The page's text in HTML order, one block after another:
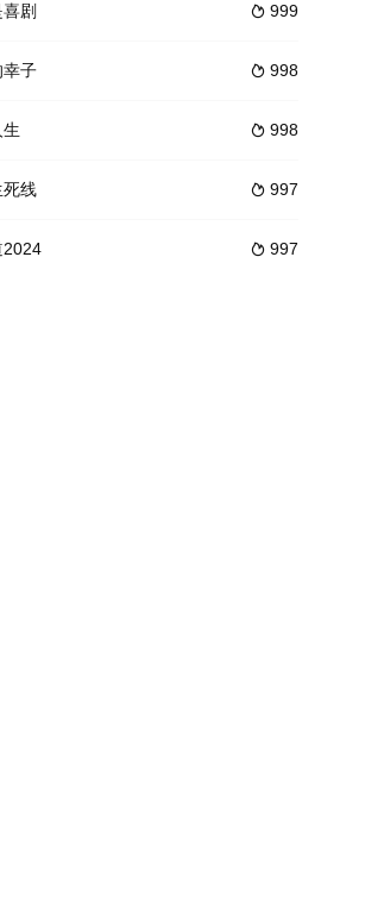
和一群职业罪犯住在一起。
债。孤独而没有梦想，他放弃了他的相机，用他的一
瑞音时，瑞真孤身一人踏上
因已无恢复可能的四肢——的治疗方法，而一步步
，毅然回村助力振兴，虽遭部分人反对，仍顶压力
华达之瑰”号三十年前曾全员遇难，如今再次归来。
 999
剧
 998
幸子
 998
 997
死线
 997
2024